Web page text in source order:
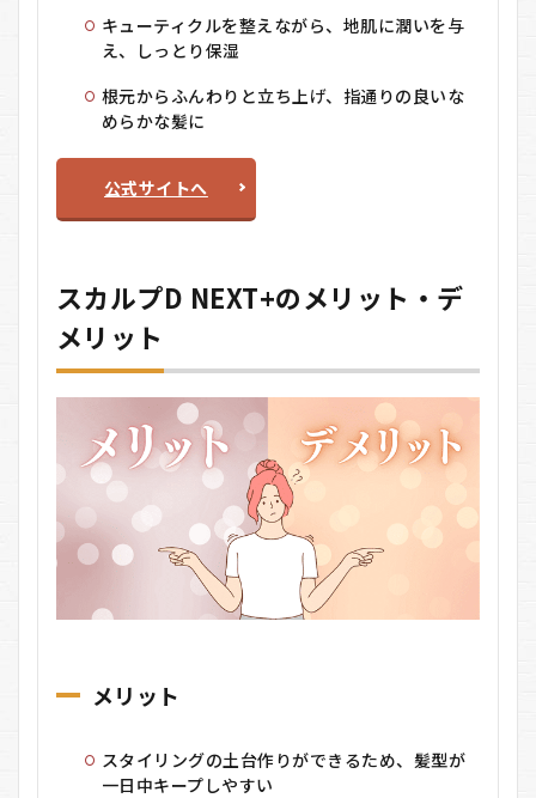
キューティクルを整えながら、地肌に潤いを与
え、しっとり保湿
根元からふんわりと立ち上げ、指通りの良いな
めらかな髪に
公式サイトへ
スカルプD NEXT+のメリット・デ
メリット
メリット
スタイリングの土台作りができるため、髪型が
一日中キープしやすい